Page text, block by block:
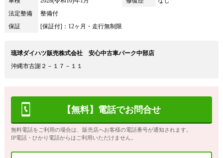
法定整備
整備付
保証
[保証付]：12ヶ月・走行無制限
琉球ダイハツ販売株式会社 安心中古車パーク中部店
沖縄市古謝２－１７－１１
【無料】電話でお問合せ
無料電話をご利用の場合は、販売店へお客様の電話番号が通知されます。
IP電話・ひかり電話からはご利用いただけません。